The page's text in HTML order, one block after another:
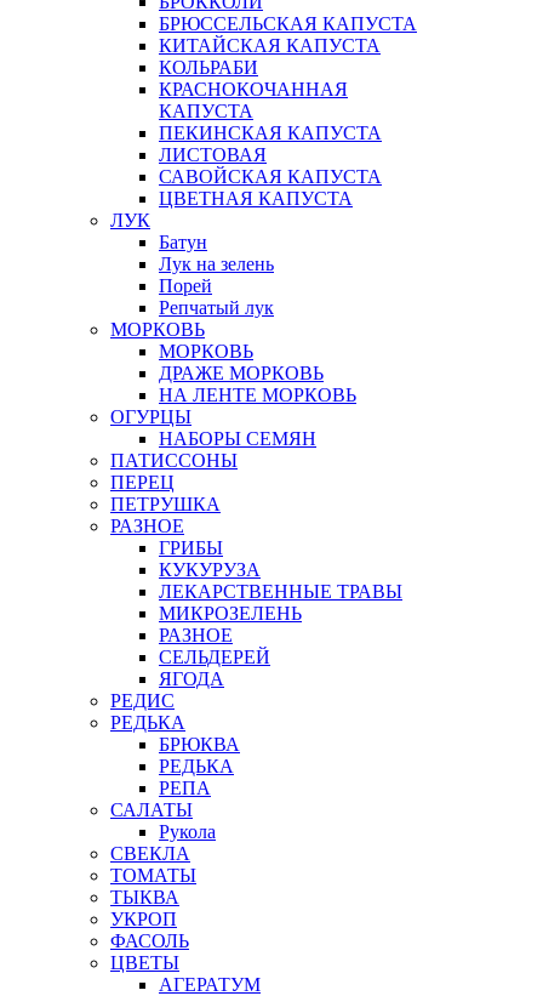
БРЮССЕЛЬСКАЯ КАПУСТА
КИТАЙСКАЯ КАПУСТА
КОЛЬРАБИ
КРАСНОКОЧАННАЯ
КАПУСТА
ПЕКИНСКАЯ КАПУСТА
ЛИСТОВАЯ
САВОЙСКАЯ КАПУСТА
ЦВЕТНАЯ КАПУСТА
ЛУК
Батун
Лук на зелень
Порей
Репчатый лук
МОРКОВЬ
МОРКОВЬ
ДРАЖЕ МОРКОВЬ
НА ЛЕНТЕ МОРКОВЬ
ОГУРЦЫ
НАБОРЫ СЕМЯН
ПАТИССОНЫ
ПЕРЕЦ
ПЕТРУШКА
РАЗНОЕ
ГРИБЫ
КУКУРУЗА
ЛЕКАРСТВЕННЫЕ ТРАВЫ
МИКРОЗЕЛЕНЬ
РАЗНОЕ
СЕЛЬДЕРЕЙ
ЯГОДА
РЕДИС
РЕДЬКА
БРЮКВА
РЕДЬКА
РЕПА
САЛАТЫ
Рукола
СВЕКЛА
ТОМАТЫ
ТЫКВА
УКРОП
ФАСОЛЬ
ЦВЕТЫ
АГЕРАТУМ